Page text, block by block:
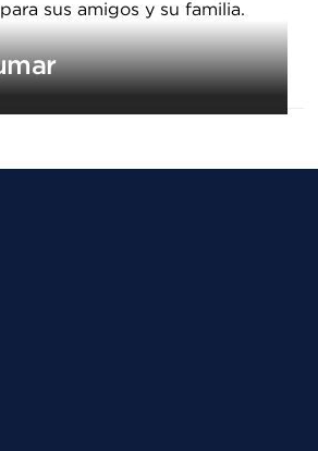
sus amigos y su familia.